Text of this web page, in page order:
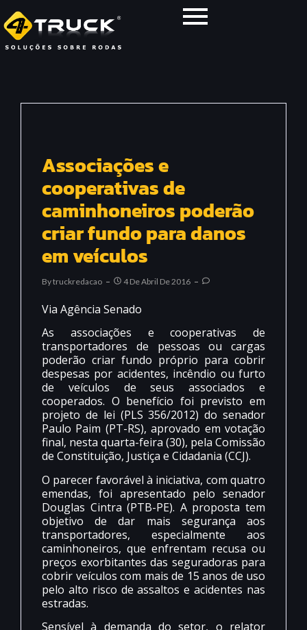
Associações e
cooperativas de
caminhoneiros poderão
criar fundo para danos
em veículos
ByTruckredacao 4 De Abril De 2016
Via Agência Senado
As associações e cooperativas de
transportadores de pessoas ou cargas
poderão criar fundo próprio para cobrir
despesas por acidentes, incêndio ou furto
de veículos de seus associados e
cooperados. O benefício foi previsto em
projeto de lei (PLS 356/2012) do senador
Paulo Paim (PT-RS), aprovado em votação
final, nesta quarta-feira (30), pela Comissão
de Constituição, Justiça e Cidadania (CCJ).
O parecer favorável à iniciativa, com quatro
emendas, foi apresentado pelo senador
Douglas Cintra (PTB-PE). A proposta tem
objetivo de dar mais segurança aos
transportadores, especialmente aos
caminhoneiros, que enfrentam recusa ou
preços exorbitantes das seguradoras para
cobrir veículos com mais de 15 anos de uso
pelo alto risco de assaltos e acidentes nas
estradas.
Sensível à demanda do setor, o relator